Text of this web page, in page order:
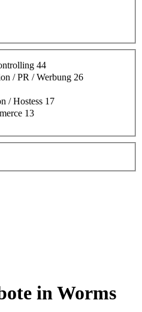
44
/ PR / Werbung 26
/ Hostess 17
13
in Worms